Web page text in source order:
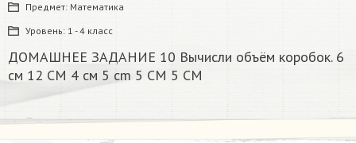
Предмет: Математика
Уровень: 1 - 4 класс
ДОМАШНЕЕ ЗАДАНИЕ 10 Вычисли объём коробок. 6
см 12 CM 4 см 5 cm 5 CM 5 CM​